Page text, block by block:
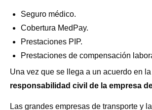
Seguro médico.
Cobertura MedPay.
Prestaciones PIP.
Prestaciones de compensación
Una vez que se llega a un acuerdo en
responsabilidad civil de la empresa
Las grandes empresas de transporte y